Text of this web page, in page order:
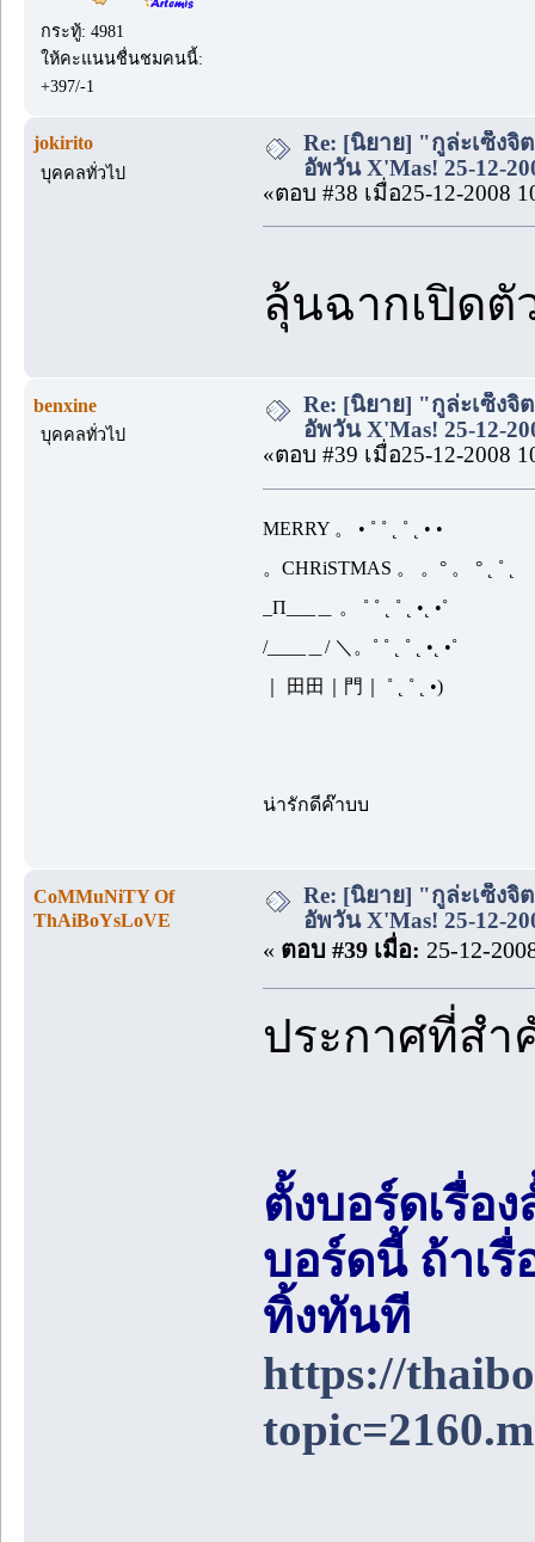
กระทู้: 4981
ให้คะแนนชื่นชมคนนี้:
+397/-1
jokirito
บุคคลทั่วไป
Re: [นิยาย] "กูล่ะเซ็งจิ
อัพวัน X'Mas! 25-12-
«ตอบ #38 เมื่อ25-12-2008
ลุ้นฉากเปิด
benxine
บุคคลทั่วไป
Re: [นิยาย] "กูล่ะเซ็งจิ
อัพวัน X'Mas! 25-12-
«ตอบ #39 เมื่อ25-12-2008
MERRY 。 • ˚ ˚ ˛ ˚ ˛ • •
。CHRiSTMAS 。 。° 。 ° ˛ ˚ ˛
_Π___＿ 。 ˚ ˚ ˛ ˚ ˛ •˛ •˚
/____＿/ ＼。˚ ˚ ˛ ˚ ˛ •˛ •˚
｜ 田田｜門｜ ˚ ˛ ˚ ˛ •)
น่ารักดีค๊าบบ
CoMMuNiTY Of
ThAiBoYsLoVE
Re: [นิยาย] "กูล่ะเซ็งจิ
อัพวัน X'Mas! 25-12-
« ตอบ #39 เมื่อ: 25-12-
ประกาศที่ส
ตั้งบอร์ดเรื่อ
บอร์ดนี้ ถ้าเ
ทิ้งทันที
https://